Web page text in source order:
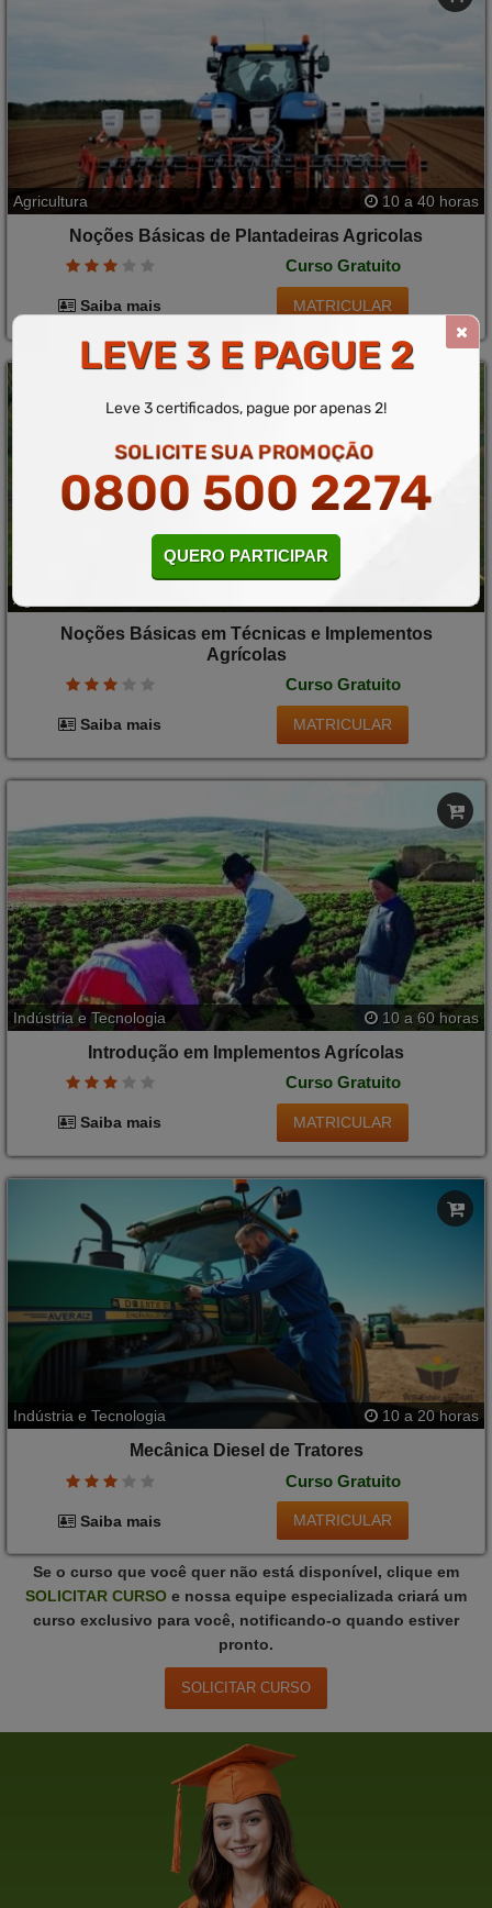
Agricultura 10 a 40 horas
Noções Básicas de Plantadeiras Agricolas
Curso Gratuito
Saiba mais MATRICULAR
Agricultura 10 a 40 horas
Noções Básicas em Técnicas e Implementos
Agrícolas
Curso Gratuito
Saiba mais MATRICULAR
Indústria e Tecnologia 10 a 60 horas
Introdução em Implementos Agrícolas
Curso Gratuito
Saiba mais MATRICULAR
Indústria e Tecnologia 10 a 20 horas
Mecânica Diesel de Tratores
Curso Gratuito
Saiba mais MATRICULAR
Se o curso que você quer não está disponível, clique em
SOLICITAR CURSO e nossa equipe especializada criará um
curso exclusivo para você, notificando-o quando estiver
pronto.
SOLICITAR CURSO
LEVE 3 E PAGUE 2
Leve 3 certificados, pague por apenas 2!
SOLICITE SUA PROMOÇÃO
0800 500 2274
QUERO PARTICIPAR